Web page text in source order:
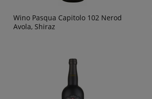
Wino Pasqua Capitolo 102 Nerod
Avola, Shiraz